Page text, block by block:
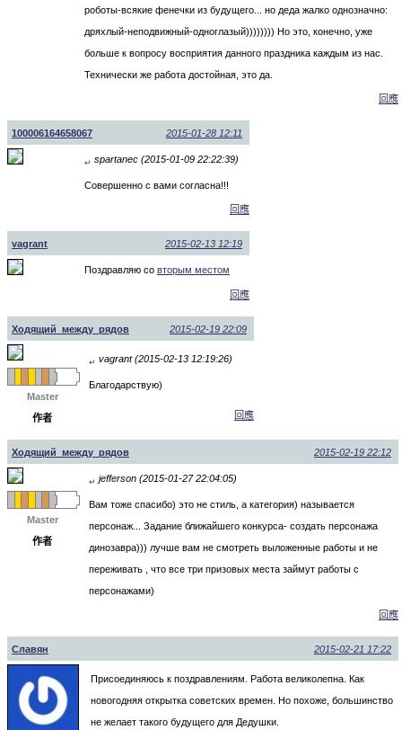
роботы-всякие фенечки из будущего... но деда жалко однозначно:
дряхлый-неподвижный-одноглазый)))))))) Но это, конечно, уже
больше к вопросу восприятия данного праздника каждым из нас.
Технически же работа достойная, это да.
回應
100006164658067 2015-01-28 12:11
↵ spartanec (2015-01-09 22:22:39)
Совершенно с вами согласна!!!
回應
vagrant 2015-02-13 12:19
Поздравляю со вторым местом
回應
Ходящий_между_рядов 2015-02-19 22:09
Master
作者
↵ vagrant (2015-02-13 12:19:26)
Благодарствую)
回應
Ходящий_между_рядов 2015-02-19 22:12
Master
作者
↵ jefferson (2015-01-27 22:04:05)
Вам тоже спасибо) это не стиль, а категория) называется
персонаж... Задание ближайшего конкурса- создать персонажа
динозавра))) лучше вам не смотреть выложенные работы и не
переживать , что все три призовых места займут работы с
персонажами)
回應
Славян 2015-02-21 17:22
Присоединяюсь к поздравлениям. Работа великолепна. Как
новогодняя открытка советских времен. Но похоже, большинство
не желает такого будущего для Дедушки.